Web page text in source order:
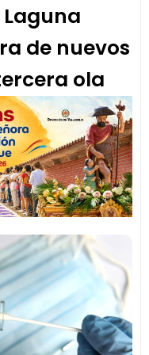
Laguna
de nuevos
ola